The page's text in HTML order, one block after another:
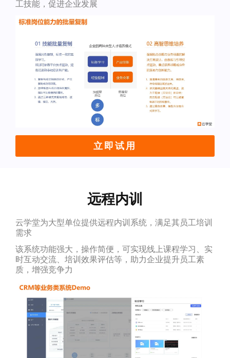
工技能，促进企业发展
立即试用
远程内训
云学堂为大型单位提供远程内训系统，满足其员工培训
需求
该系统功能强大，操作简便，可实现线上课程学习、实
时互动交流、培训效果评估等，助力企业提升员工素
质，增强竞争力